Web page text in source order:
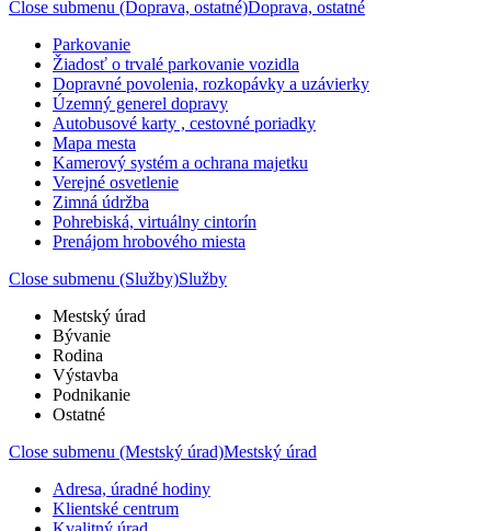
Close submenu (Doprava, ostatné)Doprava, ostatné
Parkovanie
Žiadosť o trvalé parkovanie vozidla
Dopravné povolenia, rozkopávky a uzávierky
Územný generel dopravy
Autobusové karty , cestovné poriadky
Mapa mesta
Kamerový systém a ochrana majetku
Verejné osvetlenie
Zimná údržba
Pohrebiská, virtuálny cintorín
Prenájom hrobového miesta
Close submenu (Služby)Služby
Mestský úrad
Bývanie
Rodina
Výstavba
Podnikanie
Ostatné
Close submenu (Mestský úrad)Mestský úrad
Adresa, úradné hodiny
Klientské centrum